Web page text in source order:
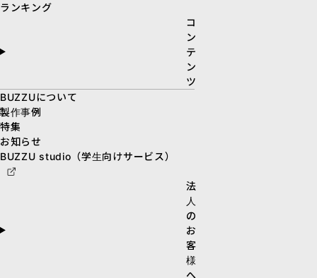
ランキング
コ
ン
テ
ン
ツ
BUZZUについて
製作事例
特集
お知らせ
BUZZU studio（学生向けサービス）
法
人
の
お
客
様
へ